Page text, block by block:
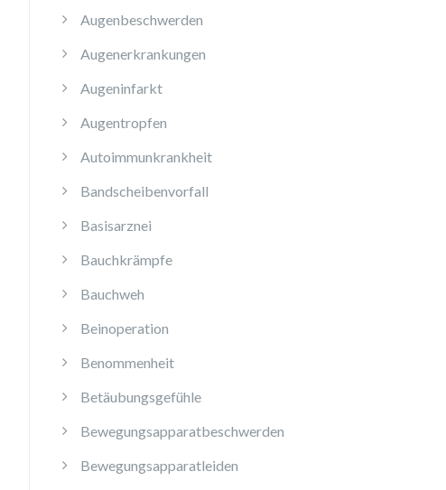
Augenbeschwerden
Augenerkrankungen
Augeninfarkt
Augentropfen
Autoimmunkrankheit
Bandscheibenvorfall
Basisarznei
Bauchkrämpfe
Bauchweh
Beinoperation
Benommenheit
Betäubungsgefühle
Bewegungsapparatbeschwerden
Bewegungsapparatleiden